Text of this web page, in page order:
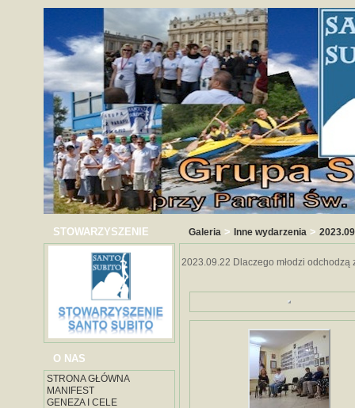
STOWARZYSZENIE
O NAS
STRONA GŁÓWNA
MANIFEST
GENEZA I CELE
Galeria > Inne wydarzenia >
2023.09.22 Dlaczego młodzi odchodzą